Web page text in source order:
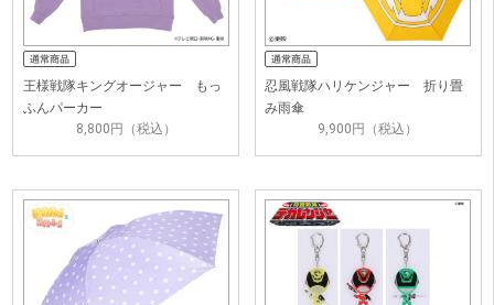
王様戦隊キングオージャー もっ
ふんパーカー
8,800円（税込）
忍風戦隊ハリケンジャー 折り畳
み雨傘
9,900円（税込）